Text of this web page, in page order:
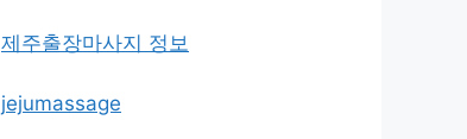
제주출장마사지 정보
jejumassage